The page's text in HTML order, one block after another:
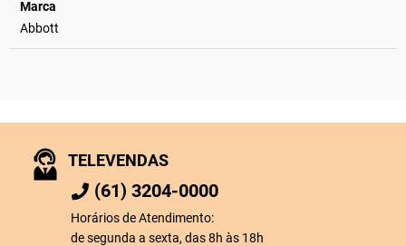
Marca
Abbott
TELEVENDAS
(61) 3204-0000
Horários de Atendimento:
de segunda a sexta, das 8h às 18h